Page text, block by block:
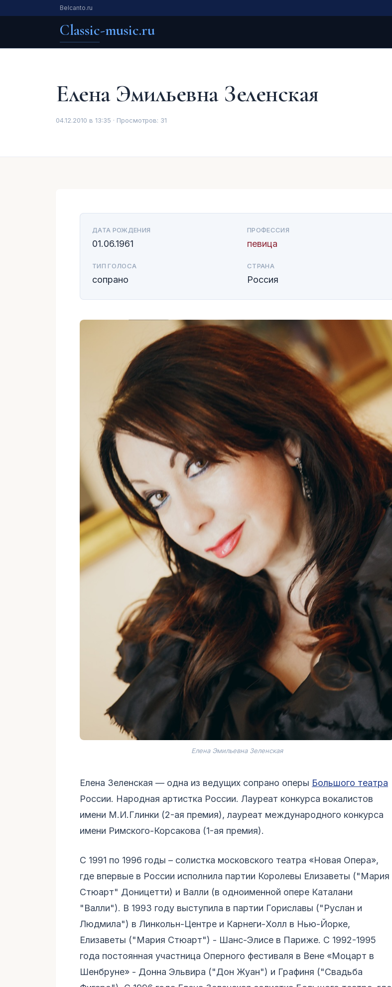
Belcanto.ru
Classic-music.ru
Елена Эмильевна Зеленская
04.12.2010 в 13:35 · Просмотров: 31
ДАТА РОЖДЕНИЯ
01.06.1961
ПРОФЕССИЯ
певица
ТИП ГОЛОСА
сопрано
СТРАНА
Россия
Елена Эмильевна Зеленская
Елена Зеленская — одна из ведущих сопрано оперы Большого театра
России. Народная артистка России. Лауреат конкурса вокалистов
имени М.И.Глинки (2-ая премия), лауреат международного конкурса
имени Римского-Корсакова (1-ая премия).
С 1991 по 1996 годы – солистка московского театра «Новая Опера»,
где впервые в России исполнила партии Королевы Елизаветы ("Мария
Стюарт" Доницетти) и Валли (в одноименной опере Каталани
"Валли"). В 1993 году выступила в партии Гориславы ("Руслан и
Людмила") в Линкольн-Центре и Карнеги-Холл в Нью-Йорке,
Елизаветы ("Мария Стюарт") - Шанс-Элисе в Париже. С 1992-1995
года постоянная участница Оперного фестиваля в Вене «Моцарт в
Шенбруне» - Донна Эльвира ("Дон Жуан") и Графиня ("Свадьба